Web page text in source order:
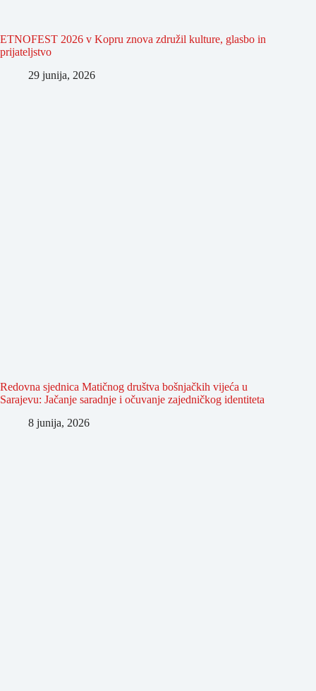
ETNOFEST 2026 v Kopru znova združil kulture, glasbo in
prijateljstvo
29 junija, 2026
Redovna sjednica Matičnog društva bošnjačkih vijeća u
Sarajevu: Jačanje saradnje i očuvanje zajedničkog identiteta
8 junija, 2026